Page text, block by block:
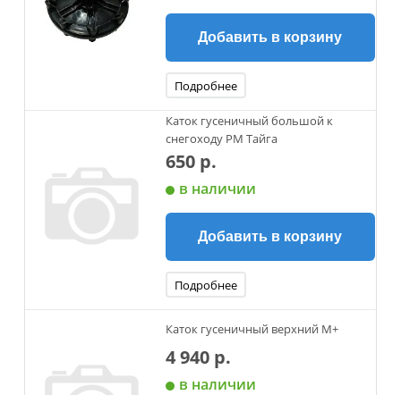
Добавить в корзину
Подробнее
Каток гусеничный большой к
снегоходу РМ Тайга
650 р.
в наличии
Добавить в корзину
Подробнее
Каток гусеничный верхний М+
4 940 р.
в наличии